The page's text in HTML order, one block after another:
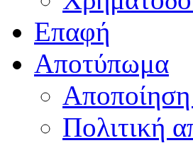
Eπαφή
Αποτύπωμα
Αποποίηση
Πολιτική